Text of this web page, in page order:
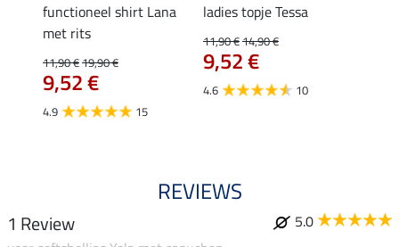
functioneel shirt Lana
met rits
11,90 €19,90 €
9,52 €
4.9 15
ladies topje Tessa
11,90 €14,90 €
9,52 €
4.6 10
REVIEWS
1 Review
5.0